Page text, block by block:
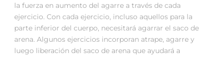
la fuerza en aumento del agarre a través de cada
ejercicio. Con cada ejercicio, incluso aquellos para la
parte inferior del cuerpo, necesitará agarrar el saco de
arena. Algunos ejercicios incorporan atrape, agarre y
luego liberación del saco de arena que ayudará a